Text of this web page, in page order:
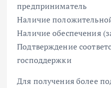
предприниматель
Наличие
Наличие обеспечения
Подтверждение
господдержки
Для получения более